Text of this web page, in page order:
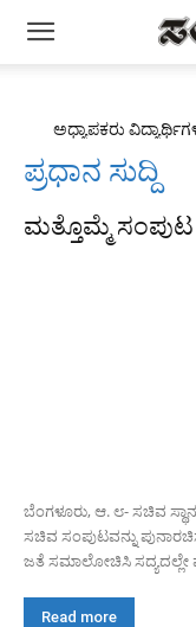
ಅಧ್ಯಾಪಕರು
ಪ್ರಧಾನ ಸುದ್ದಿ
ಮತ್ತೊಮ್ಮೆ ಸಂಪುಟ
ಬೆಂಗಳೂರು, ಆ. ೮- ಸಚಿವ
ಸಚಿವ ಸಂಪುಟವನ್ನು
ಜತೆ ಸಮಾಲೋಚಿಸಿ ಸದ್ಯದಲ್ಲೇ
Read more